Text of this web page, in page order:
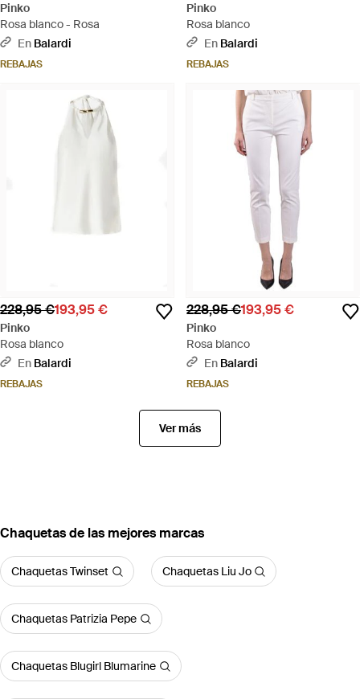
Pinko
Rosa blanco - Rosa
En Balardi
REBAJAS
Pinko
Rosa blanco
En Balardi
REBAJAS
228,95 €193,95 €
Pinko
Rosa blanco
En Balardi
REBAJAS
228,95 €193,95 €
Pinko
Rosa blanco
En Balardi
REBAJAS
Ver más
Chaquetas de las mejores marcas
Chaquetas Twinset Chaquetas Liu Jo
Chaquetas Patrizia Pepe
Chaquetas Blugirl Blumarine